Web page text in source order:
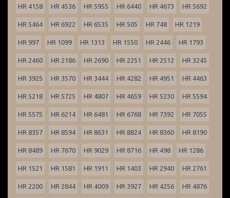
HR 4158 HR 4536 HR 5955 HR 6440 HR 4673 HR 5692
HR 5464 HR 6922 HR 6535 HR 505 HR 748 HR 1219
HR 997 HR 1099 HR 1313 HR 1550 HR 2446 HR 1793
HR 2460 HR 2186 HR 2690 HR 2251 HR 2512 HR 3245
HR 3925 HR 3570 HR 3444 HR 4282 HR 4951 HR 4463
HR 5218 HR 5725 HR 4807 HR 4659 HR 5230 HR 5594
HR 5575 HR 6214 HR 6481 HR 6768 HR 7392 HR 7055
HR 8357 HR 8594 HR 8631 HR 8824 HR 8360 HR 8190
HR 8489 HR 7670 HR 9029 HR 8716 HR 498 HR 1286
HR 1521 HR 1581 HR 1911 HR 1403 HR 2940 HR 2761
HR 2200 HR 2844 HR 4009 HR 3927 HR 4256 HR 4876